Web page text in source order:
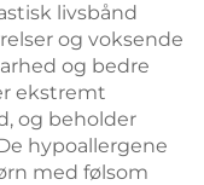
livsbånd
og voksende
og bedre
ekstremt
og beholder
hypoallergene
med følsom